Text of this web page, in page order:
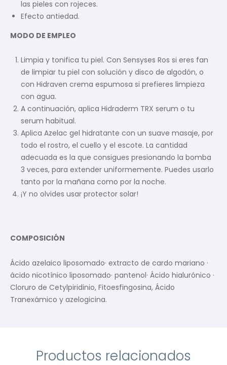
las pieles con rojeces.
Efecto antiedad.
MODO DE EMPLEO
Limpia y tonifica tu piel. Con Sensyses Ros si eres fan
de limpiar tu piel con solución y disco de algodón, o
con Hidraven crema espumosa si prefieres limpieza
con agua.
A continuación, aplica Hidraderm TRX serum o tu
serum habitual.
Aplica Azelac gel hidratante con un suave masaje, por
todo el rostro, el cuello y el escote. La cantidad
adecuada es la que consigues presionando la bomba
3 veces, para extender uniformemente. Puedes usarlo
tanto por la mañana como por la noche.
¡Y no olvides usar protector solar!
COMPOSICIÓN
Ácido azelaico liposomado· extracto de cardo mariano ·
ácido nicotínico liposomado· pantenol· Ácido hialurónico ·
Cloruro de Cetylpiridinio, Fitoesfingosina, Ácido
Tranexámico y azelogicina.
Productos relacionados